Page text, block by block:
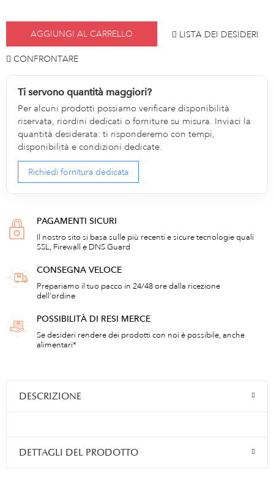
AGGIUNGI AL CARRELLO LISTA DEI DESIDERI
CONFRONTARE
Ti servono quantità maggiori?
Per alcuni prodotti possiamo verificare disponibilità
riservata, riordini dedicati o forniture su misura. Inviaci la
quantità desiderata: ti risponderemo con tempi,
disponibilità e condizioni dedicate.
Richiedi fornitura dedicata
PAGAMENTI SICURI
Il nostro sito si basa sulle più recenti e sicure tecnologie quali
SSL, Firewall e DNS Guard
CONSEGNA VELOCE
Prepariamo il tuo pacco in 24/48 ore dalla ricezione
dell'ordine
POSSIBILITÀ DI RESI MERCE
Se desideri rendere dei prodotti con noi è possibile, anche
alimentari*
DESCRIZIONE
DETTAGLI DEL PRODOTTO